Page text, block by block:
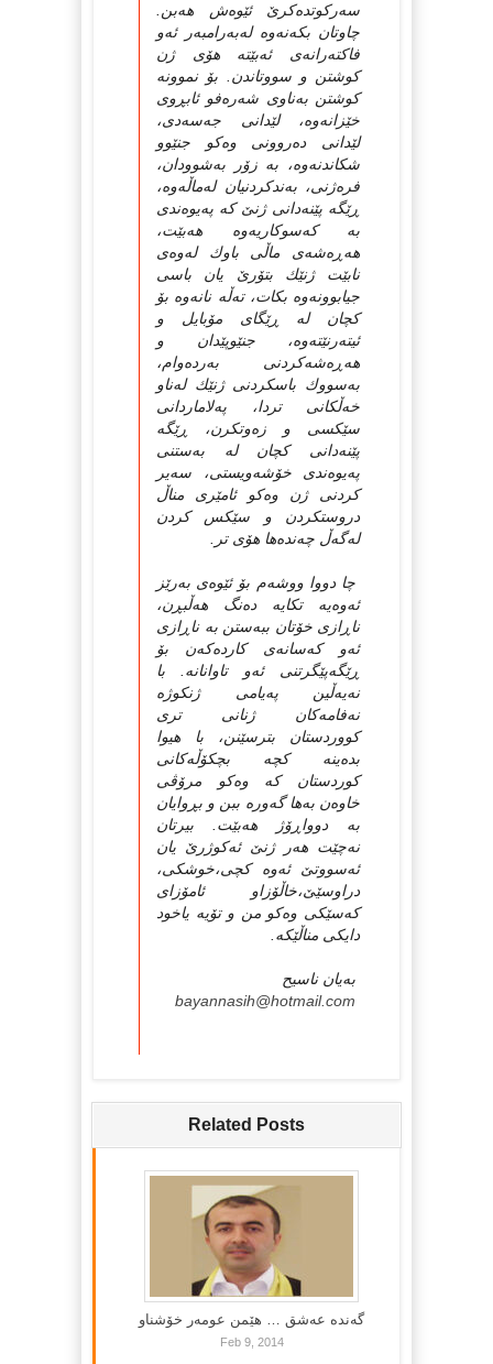
سه‌رکوتده‌کرێ ئێوه‌ش هه‌بن.
چاوتان بکه‌نه‌وه‌ له‌به‌رامبه‌ر ئه‌و
فاکته‌رانه‌ی ئه‌بێته‌ هۆی ژن
کوشتن و سووتاندن. بۆ نموونه‌
کوشتن به‌ناوی شه‌ره‌فو ئابڕوی
خێزانه‌وه‌، لێدانی جه‌سه‌دی،
لێدانی ده‌روونی وه‌کو جنێوو
شکاندنه‌وه‌، به‌ زۆر به‌شوودان،
فره‌ژنی، به‌ندکردنیان له‌ماڵه‌وه‌،
ڕێگه‌ پێنه‌دانی ژنێ که‌ په‌یوه‌ندی
به‌ که‌سوکاریه‌وه‌ هه‌بێت،
هه‌ڕه‌شه‌ی ماڵی باوك له‌وه‌ی
نابێت ژنێك بتۆرێ یان باسی
جیابوونه‌وه‌ بکات، ته‌ڵه‌ نانه‌وه‌ بۆ
کچان له‌ ڕێگای مۆبایل و
ئیته‌رنێته‌وه‌، جنێوپێدان و
هه‌ڕه‌شه‌کردنی به‌رده‌وام،
به‌سووك باسکردنی ژنێك له‌ناو
خه‌ڵکانی تردا، په‌لاماردانی
سێکسی و زه‌وتکرن، ڕێگه‌
پێنه‌دانی کچان له‌ به‌ستنی
په‌یوه‌ندی خۆشه‌ویستی، سه‌یر
کردنی ژن وه‌کو ئامێری مناڵ
دروستکردن و سێکس کردن
له‌گه‌ڵ چه‌نده‌ها هۆی تر.
چا دووا ووشه‌م بۆ ئێوه‌ی به‌رێز
ئه‌وه‌یه‌ تکایه‌ ده‌نگ هه‌ڵبڕن،
ناڕازی خۆتان ببه‌ستن به‌ ناڕازی
ئه‌و که‌سانه‌ی کارده‌که‌ن بۆ
ڕێگه‌پێگرتنی ئه‌و تاوانانه‌. با
نه‌یه‌ڵین په‌یامی ژنکوژه‌
نه‌فامه‌کان ژنانی تری
کووردستان بترسێنن، با هیوا
بده‌ینه‌ کچه‌ بچکۆڵه‌کانی
کوردستان که‌ وه‌کو مرۆڤی
خاوه‌ن به‌ها گه‌وره‌ ببن و بڕوایان
به‌ دوواڕۆژ هه‌بێت. بیرتان
نه‌چێت هه‌ر ژنێ ئه‌کوژرێ یان
ئه‌سووتێ ئه‌وه‌ کچی،خوشکی،
دراوسێێ،خاڵۆزاو ئامۆزای
که‌سێکی وه‌کو من و تۆیه‌ یاخود
دایکی مناڵێکه‌.
به‌یان ناسیح
bayannasih@hotmail.com
Related Posts
گه‌نده‌ عه‌شق … هێمن عومه‌ر خۆشناو
Feb 9, 2014